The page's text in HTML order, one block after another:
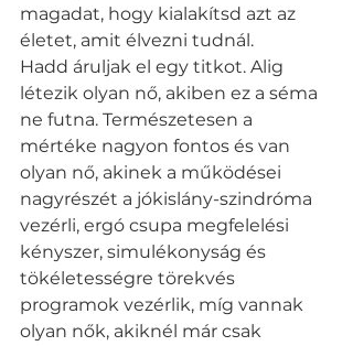
magadat, hogy kialakítsd azt az
életet, amit élvezni tudnál.
Hadd áruljak el egy titkot. Alig
létezik olyan nő, akiben ez a séma
ne futna. Természetesen a
mértéke nagyon fontos és van
olyan nő, akinek a működései
nagyrészét a jókislány-szindróma
vezérli, ergó csupa megfelelési
kényszer, simulékonyság és
tökéletességre törekvés
programok vezérlik, míg vannak
olyan nők, akiknél már csak